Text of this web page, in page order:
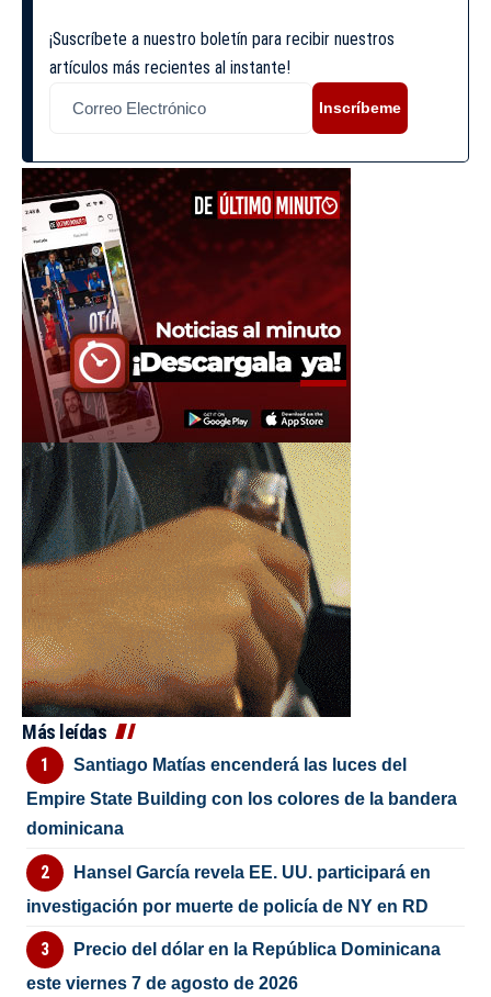
¡Suscríbete a nuestro boletín para recibir nuestros
artículos más recientes al instante!
Inscríbeme
Más leídas
Santiago Matías encenderá las luces del
Empire State Building con los colores de la bandera
dominicana
Hansel García revela EE. UU. participará en
investigación por muerte de policía de NY en RD
Precio del dólar en la República Dominicana
este viernes 7 de agosto de 2026